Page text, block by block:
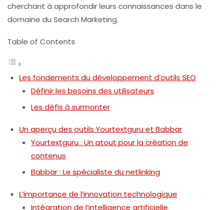
cherchant à approfondir leurs connaissances dans le
domaine du Search Marketing.
Table of Contents
Les fondements du développement d’outils SEO
Définir les besoins des utilisateurs
Les défis à surmonter
Un aperçu des outils Yourtextguru et Babbar
Yourtextguru : Un atout pour la création de
contenus
Babbar : Le spécialiste du netlinking
L’importance de l’innovation technologique
Intégration de l’intelligence artificielle